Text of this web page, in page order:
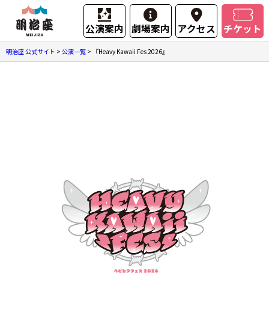
公演案内 劇場案内 アクセス チケット
明治座 公式サイト > 公演一覧 > 『Heavy Kawaii Fes 2026』